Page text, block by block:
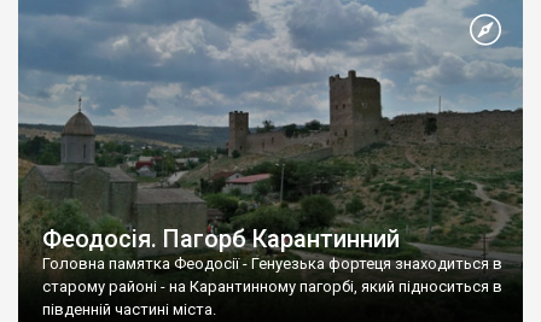
Феодосія. Пагорб Карантинний
Головна памятка Феодосії - Генуезька фортеця знаходиться в
старому районі - на Карантинному пагорбі, який підноситься в
південній частині міста.